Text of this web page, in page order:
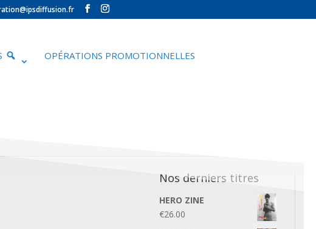
OPÉRATIONS PROMOTIONNELLES
Nos derniers titres
HERO ZINE
€26.00